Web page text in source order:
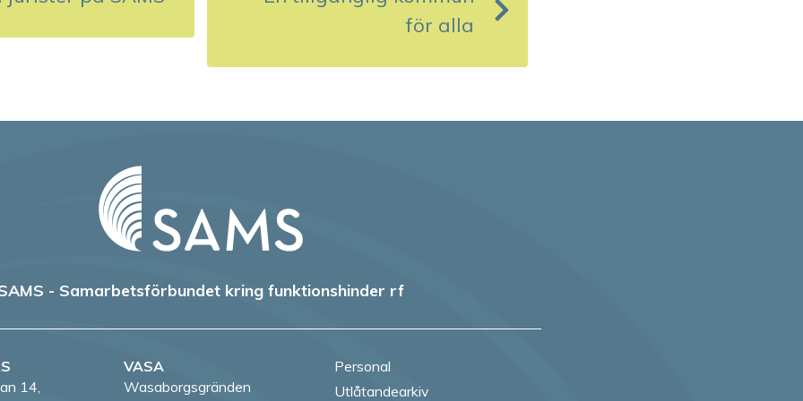
för alla
- Samarbetsförbundet kring funktionshinder rf
14,
VASA
Wasaborgsgränden
Personal
Utlåtandearkiv